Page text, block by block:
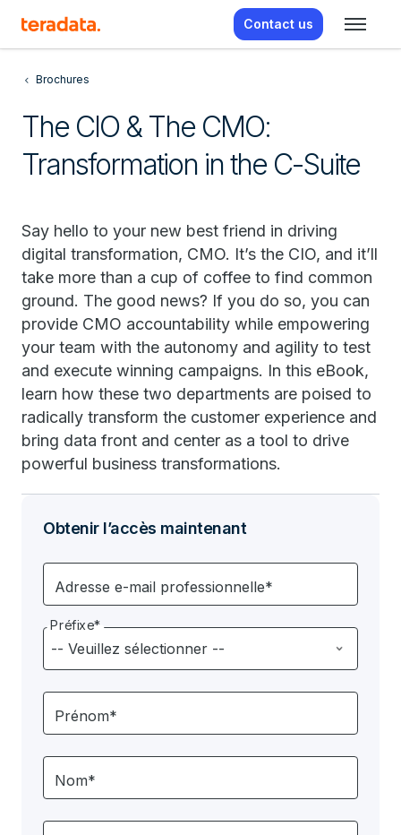
Contact us
Brochures
The CIO & The CMO:
Transformation in the C-Suite
Say hello to your new best friend in driving
digital transformation, CMO. It’s the CIO, and it’ll
take more than a cup of coffee to find common
ground. The good news? If you do so, you can
provide CMO accountability while empowering
your team with the autonomy and agility to test
and execute winning campaigns. In this eBook,
learn how these two departments are poised to
radically transform the customer experience and
bring data front and center as a tool to drive
powerful business transformations.
Obtenir l’accès maintenant
Adresse e-mail professionnelle*
Préfixe*
Prénom*
Nom*